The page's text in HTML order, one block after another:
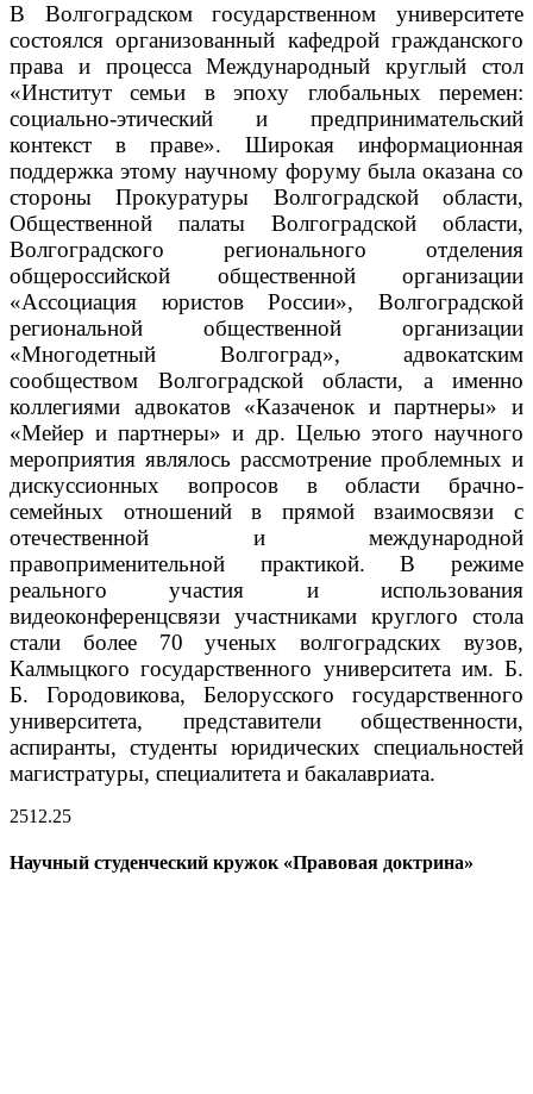
В Волгоградском государственном университете
состоялся организованный кафедрой гражданского
права и процесса Международный круглый стол
«Институт семьи в эпоху глобальных перемен:
социально-этический и предпринимательский
контекст в праве». Широкая информационная
поддержка этому научному форуму была оказана со
стороны Прокуратуры Волгоградской области,
Общественной палаты Волгоградской области,
Волгоградского регионального отделения
общероссийской общественной организации
«Ассоциация юристов России», Волгоградской
региональной общественной организации
«Многодетный Волгоград», адвокатским
сообществом Волгоградской области, а именно
коллегиями адвокатов «Казаченок и партнеры» и
«Мейер и партнеры» и др. Целью этого научного
мероприятия являлось рассмотрение проблемных и
дискуссионных вопросов в области брачно-
семейных отношений в прямой взаимосвязи с
отечественной и международной
правоприменительной практикой. В режиме
реального участия и использования
видеоконференцсвязи участниками круглого стола
стали более 70 ученых волгоградских вузов,
Калмыцкого государственного университета им. Б.
Б. Городовикова, Белорусского государственного
университета, представители общественности,
аспиранты, студенты юридических специальностей
магистратуры, специалитета и бакалавриата.
2512.25
Научный студенческий кружок «Правовая доктрина»